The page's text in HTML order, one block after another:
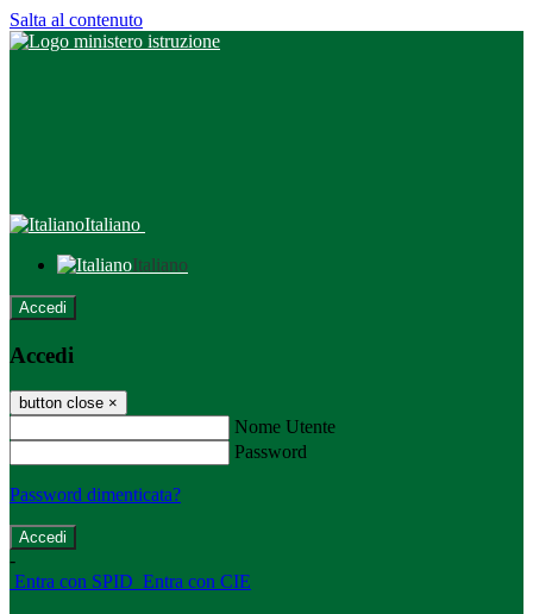
Salta al contenuto
Italiano
Italiano
Accedi
Accedi
button close ×
Nome Utente
Password
Password dimenticata?
-
Entra con SPID Entra con CIE